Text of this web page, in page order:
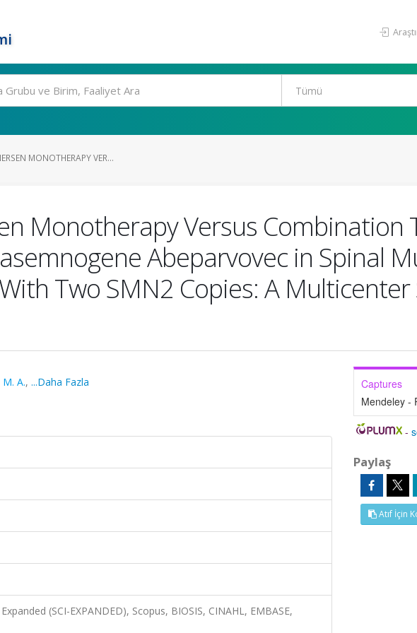
MONOTHERAPY VER...
Monotherapy Versus Combination
Abeparvovec in Spinal
Two SMN2 Copies: A Multicenter
M. A., ...Daha Fazla
(SCI-EXPANDED), Scopus, BIOSIS, CINAHL, EMBASE,
Captures
Mendeley -
-
Paylaş
Atıf İçin